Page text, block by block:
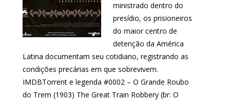
ministrado dentro do
presídio, os prisioneiros
do maior centro de
detenção da América
Latina documentam seu cotidiano, registrando as
condições precárias em que sobrevivem.
IMDBTorrent e legenda #0002 – O Grande Roubo
do Trem (1903) The Great Train Robbery (br: O